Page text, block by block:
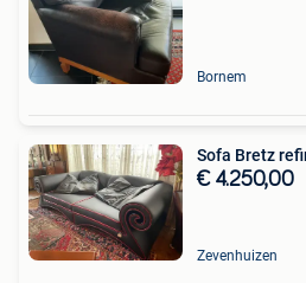
Bornem
Sofa Bretz
€ 4.250,00
Zevenhuizen